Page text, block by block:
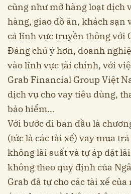
cũng như mở hàng loạt dịch
hàng, giao đồ ăn, khách sạn
cả lĩnh vực truyền thông với
Đáng chú ý hơn, doanh
vào lĩnh vực tài chính, với
Grab Financial Group Việt
dịch vụ cho vay tiêu dùng,
bảo hiểm…
Với bước đi ban đầu là
(tức là các tài xế) vay mua
không lãi suất và tự áp đặt
không theo quy định của
Grab đã tự cho các tài xế